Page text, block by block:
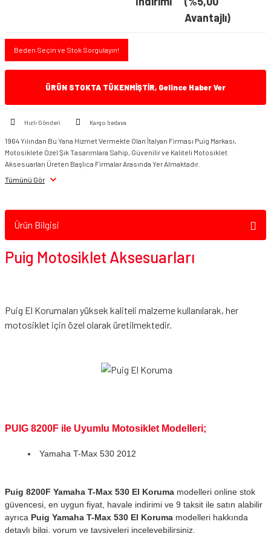
Avantajlı)
Beden Seçin ve Stok Sorgulayın!
ÜRÜN STOKTA TÜKENMİŞTİR, Gelince Haber Ver
Hızlı Gönderi Kargo bedava
1964 Yılından Bu Yana Hizmet Vermekte Olan İtalyan Firması Puig Markası,
Motosiklete Özel Şık Tasarımlara Sahip, Güvenilir ve Kaliteli Motosiklet
Aksesuarları Üreten Başlıca Firmalar Arasında Yer Almaktadır.
Tümünü Gör
Ürün Bilgisi
Puig Motosiklet Aksesuarları
Puig El Korumaları yüksek kaliteli malzeme kullanılarak, her
motosiklet için özel olarak üretilmektedir.
PUIG 8200F ile Uyumlu Motosiklet Modelleri;
Yamaha T-Max 530 2012
Puig 8200F Yamaha T-Max 530 El Koruma modelleri online stok
güvencesi, en uygun fiyat, havale indirimi ve 9 taksit ile satın alabilir
ayrıca Puig Yamaha T-Max 530 El Koruma modelleri hakkında
detaylı bilgi, yorum ve tavsiyeleri inceleyebilirsiniz.